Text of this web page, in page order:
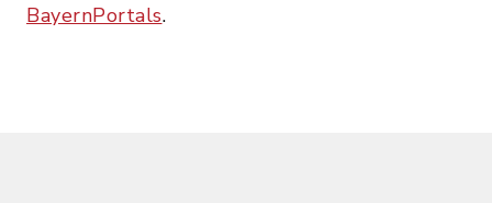
BayernPortals.